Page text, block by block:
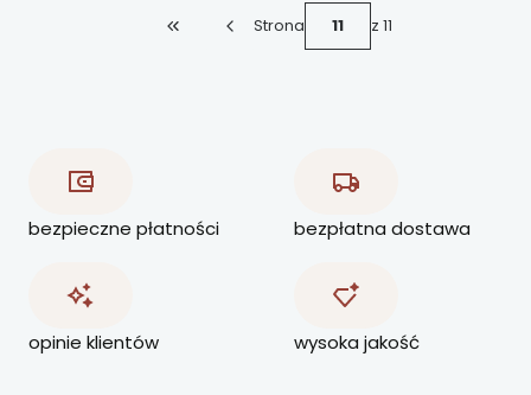
Wróć do pierwszej strony z produktami
Strona z 11
bezpieczne płatności bezpłatna dostawa
opinie klientów wysoka jakość